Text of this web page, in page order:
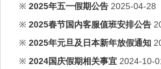
※ 2025年五一假期公告 2025-04-28
※ 2025春节国内客服值班安排公告
※ 2025年元旦及日本新年放假通知
※ 2024国庆假期相关事宜 2024-10-